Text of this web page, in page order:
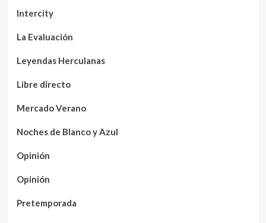
Intercity
La Evaluación
Leyendas Herculanas
Libre directo
Mercado Verano
Noches de Blanco y Azul
Opinión
Opinión
Pretemporada